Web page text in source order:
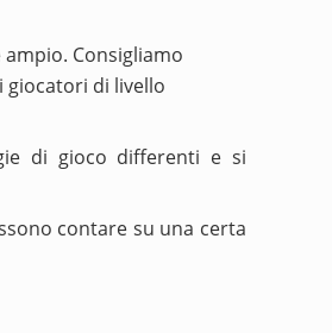
Consigliamo
giocatori di livello
di gioco differenti e si
contare su una certa